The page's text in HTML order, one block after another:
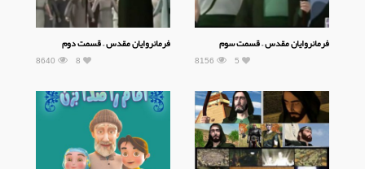
فرمانروایان مقدس – قسمت سوم
8156 5
فرمانروایان مقدس – قسمت دوم
8640 8